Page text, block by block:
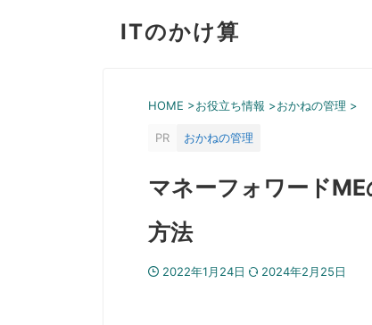
ITのかけ算
HOME >お役立ち情報 >おかねの管理 >
PR おかねの管理
マネーフォワード
方法
2022年1月24日 2024年2月25日